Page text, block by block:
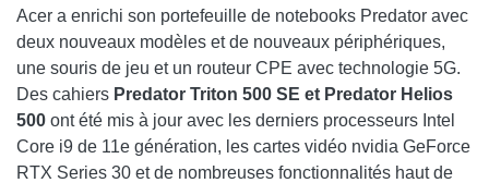
Acer a enrichi son portefeuille de notebooks Predator avec
deux nouveaux modèles et de nouveaux périphériques,
une souris de jeu et un routeur CPE avec technologie 5G.
Des cahiers Predator Triton 500 SE et Predator Helios
500 ont été mis à jour avec les derniers processeurs Intel
Core i9 de 11e génération, les cartes vidéo nvidia GeForce
RTX Series 30 et de nombreuses fonctionnalités haut de